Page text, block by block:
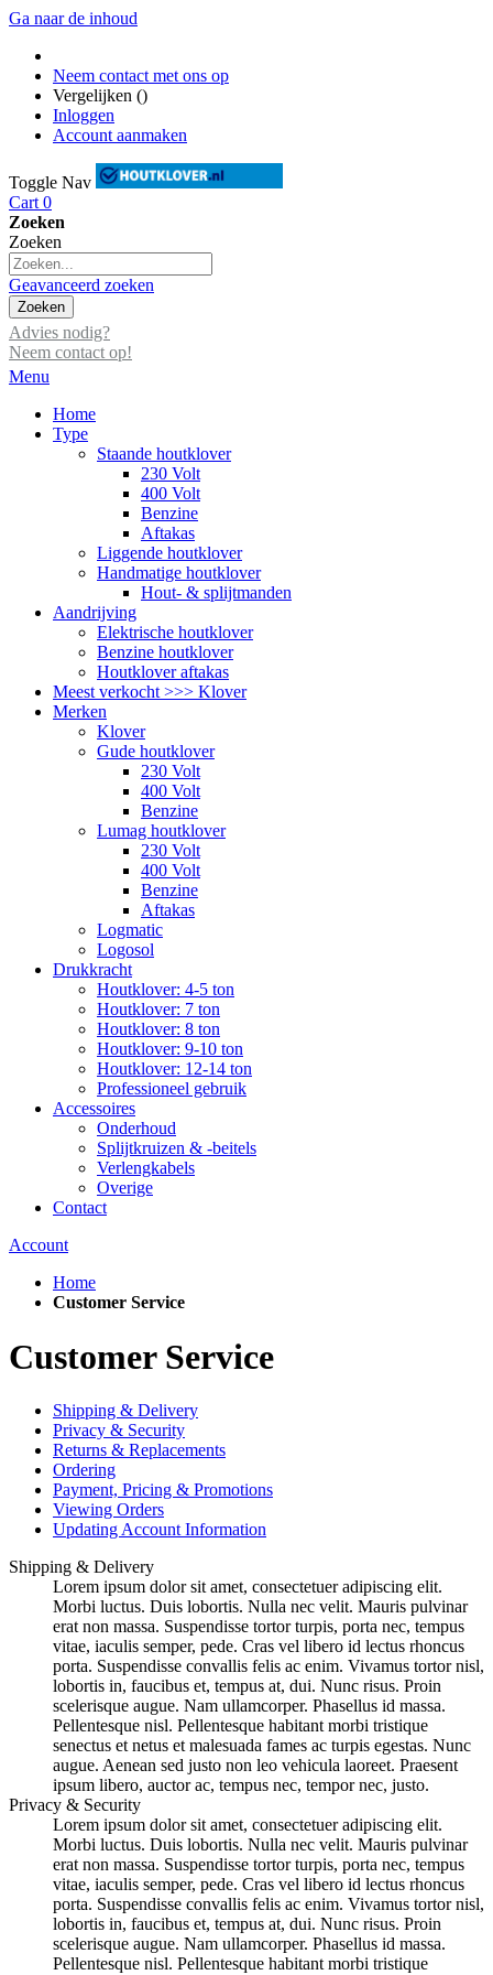
Ga naar de inhoud
Neem contact met ons op
Vergelijken ()
Inloggen
Account aanmaken
Toggle Nav
Cart 0
Zoeken
Zoeken
Geavanceerd zoeken
Zoeken
Advies nodig?
Neem contact op!
Menu
Home
Type
Staande houtklover
230 Volt
400 Volt
Benzine
Aftakas
Liggende houtklover
Handmatige houtklover
Hout- & splijtmanden
Aandrijving
Elektrische houtklover
Benzine houtklover
Houtklover aftakas
Meest verkocht >>> Klover
Merken
Klover
Gude houtklover
230 Volt
400 Volt
Benzine
Lumag houtklover
230 Volt
400 Volt
Benzine
Aftakas
Logmatic
Logosol
Drukkracht
Houtklover: 4-5 ton
Houtklover: 7 ton
Houtklover: 8 ton
Houtklover: 9-10 ton
Houtklover: 12-14 ton
Professioneel gebruik
Accessoires
Onderhoud
Splijtkruizen & -beitels
Verlengkabels
Overige
Contact
Account
Home
Customer Service
Customer Service
Shipping & Delivery
Privacy & Security
Returns & Replacements
Ordering
Payment, Pricing & Promotions
Viewing Orders
Updating Account Information
Shipping & Delivery
Lorem ipsum dolor sit amet, consectetuer adipiscing elit.
Morbi luctus. Duis lobortis. Nulla nec velit. Mauris pulvinar
erat non massa. Suspendisse tortor turpis, porta nec, tempus
vitae, iaculis semper, pede. Cras vel libero id lectus rhoncus
porta. Suspendisse convallis felis ac enim. Vivamus tortor nisl,
lobortis in, faucibus et, tempus at, dui. Nunc risus. Proin
scelerisque augue. Nam ullamcorper. Phasellus id massa.
Pellentesque nisl. Pellentesque habitant morbi tristique
senectus et netus et malesuada fames ac turpis egestas. Nunc
augue. Aenean sed justo non leo vehicula laoreet. Praesent
ipsum libero, auctor ac, tempus nec, tempor nec, justo.
Privacy & Security
Lorem ipsum dolor sit amet, consectetuer adipiscing elit.
Morbi luctus. Duis lobortis. Nulla nec velit. Mauris pulvinar
erat non massa. Suspendisse tortor turpis, porta nec, tempus
vitae, iaculis semper, pede. Cras vel libero id lectus rhoncus
porta. Suspendisse convallis felis ac enim. Vivamus tortor nisl,
lobortis in, faucibus et, tempus at, dui. Nunc risus. Proin
scelerisque augue. Nam ullamcorper. Phasellus id massa.
Pellentesque nisl. Pellentesque habitant morbi tristique